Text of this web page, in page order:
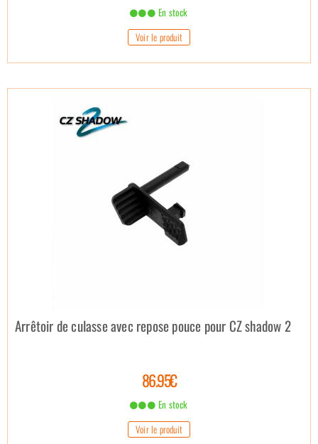
En stock
Voir le produit
Arrêtoir de culasse avec repose pouce pour CZ shadow 2
86.95€
En stock
Voir le produit